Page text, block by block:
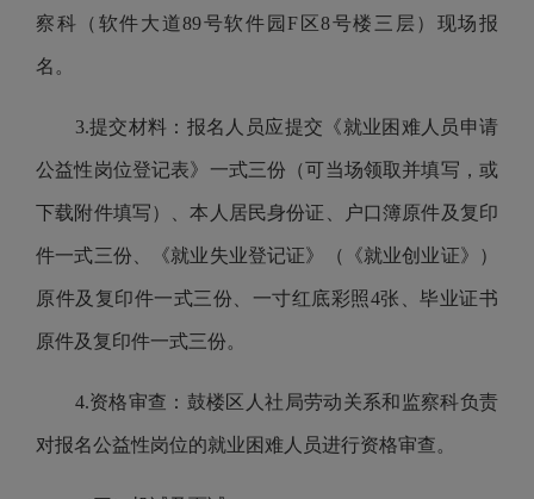
察科（软件大道89号软件园F 区8号楼三层）现场报
名。
3.提交材料：报名人员应提交《就业困难人员申请
公益性岗位登记表》一式三份（可当场领取并填写，或
下载附件填写）、本人居民身份证、户口簿原件及复印
件一式三份、《就业失业登记证》（《就业创业证》）
原件及复印件一式三份、一寸红底彩照4张、毕业证书
原件及复印件一式三份。
4.资格审查：鼓楼区人社局劳动关系和监察科负责
对报名公益性岗位的就业困难人员进行资格审查。